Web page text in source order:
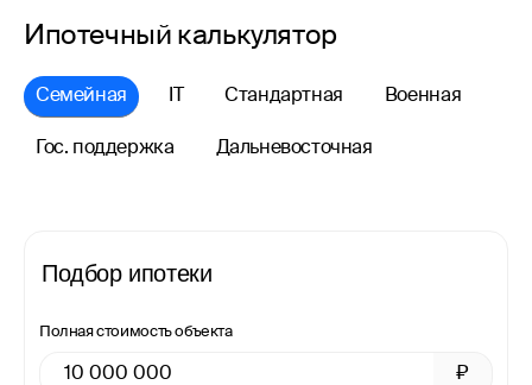
Ипотечный калькулятор
Семейная Стандартная Военная
Гос. поддержка Дальневосточная
Подбор ипотеки
Полная стоимость объекта
₽